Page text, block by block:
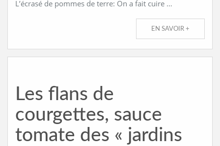
L’écrasé de pommes de terre: On a fait cuire …
EN SAVOIR +
Les flans de
courgettes, sauce
tomate des « jardins